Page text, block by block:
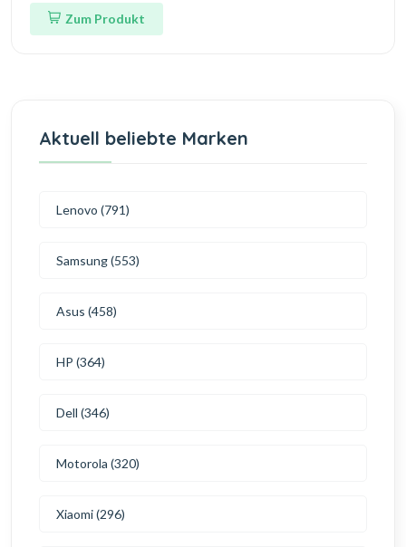
Zum Produkt
Aktuell beliebte Marken
Lenovo (791)
Samsung (553)
Asus (458)
HP (364)
Dell (346)
Motorola (320)
Xiaomi (296)